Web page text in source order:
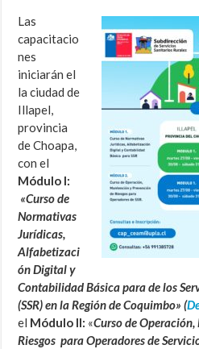
Las
capacitacio
nes
iniciarán el
la ciudad de
Illapel,
provincia
de Choapa,
con el
Módulo I:
«Curso de
Normativas
Jurídicas,
Alfabetizaci
ón Digital y
Contabilidad Básica para de los
(SSR) en la Región de Coquimbo» (
el Módulo II: «Curso de
Riesgos para Operadores de